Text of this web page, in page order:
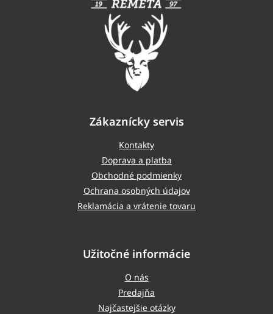
Zákaznícky servis
Kontakty
Doprava a platba
Obchodné podmienky
Ochrana osobných údajov
Reklamácia a vrátenie tovaru
Užitočné informácie
O nás
Predajňa
Najčastejšie otázky